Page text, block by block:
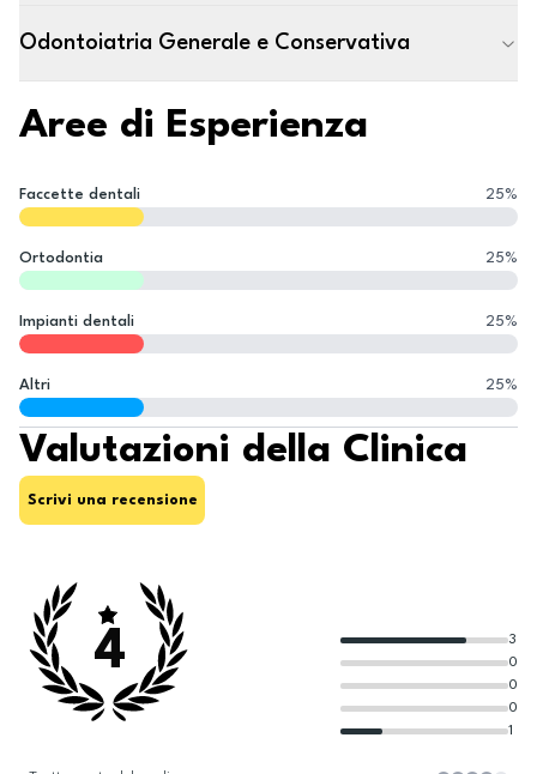
Odontoiatria Generale e Conservativa
Aree di Esperienza
Faccette dentali 25%
Ortodontia 25%
Impianti dentali 25%
Altri 25%
Valutazioni della Clinica
Scrivi una recensione
4
1
0
0
0
3